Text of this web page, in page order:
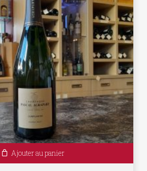
Ajouter au panier